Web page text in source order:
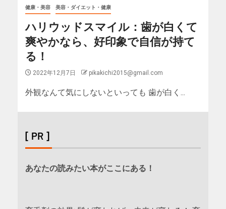
健康・美容 美容・ダイエット・健康
ハリウッドスマイル：歯が白くて
爽やかなら、好印象で自信が持て
る！
2022年12月7日 pikakichi2015@gmail.com
外観なんて気にしないといっても 歯が白く...
[ PR ]
あなたの読みたい本がここにある！